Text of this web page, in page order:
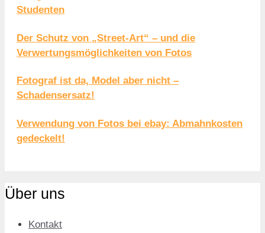
Studenten
Der Schutz von „Street-Art“ – und die
Verwertungsmöglichkeiten von Fotos
Fotograf ist da, Model aber nicht –
Schadensersatz!
Verwendung von Fotos bei ebay: Abmahnkosten
gedeckelt!
Über uns
Kontakt